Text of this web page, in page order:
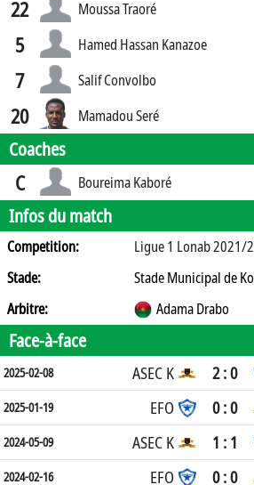
22 Moussa Traoré
5 Hamed Hassan Kanazoe
7 Salif Convolbo
20 Mamadou Seré
Coaches
C Boureima Kaboré
Infos du match
Competition:
Ligue 1 Lonab 2021/
Stade:
Stade Municipal de
Arbitre:
Adama Drabo
Face-à-face
2025-02-08 ASEC K 2 : 0
2025-01-19 EFO 0 : 0
2024-05-09 ASEC K 1 : 1
2024-02-16 EFO 0 : 0